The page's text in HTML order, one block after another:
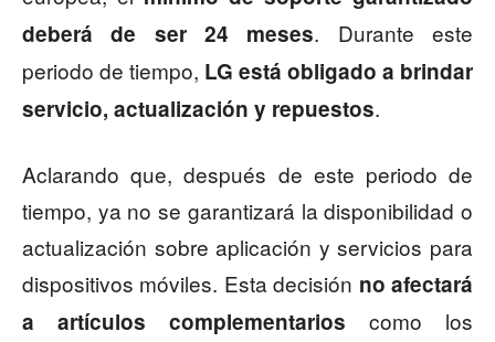
deberá de ser 24 meses. Durante este
periodo de tiempo, LG está obligado a brindar
servicio, actualización y repuestos.
Aclarando que, después de este periodo de
tiempo, ya no se garantizará la disponibilidad o
actualización sobre aplicación y servicios para
dispositivos móviles. Esta decisión no afectará
a artículos complementarios como los